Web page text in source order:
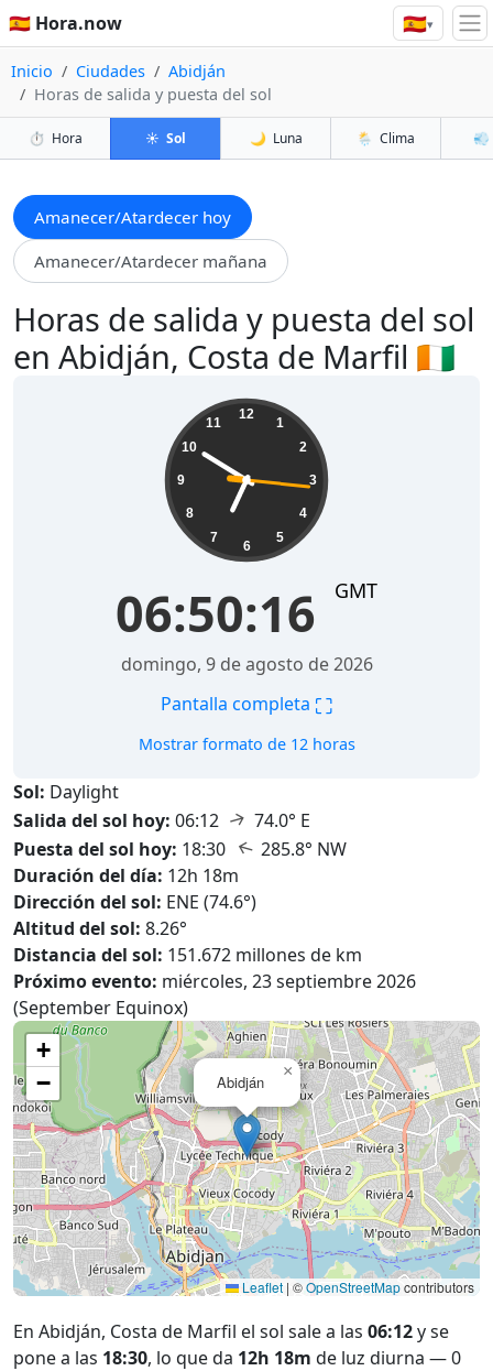
🇪🇸 Hora.now 🇪🇸▾
Inicio Ciudades
Abidján
Horas de salida y puesta del sol
⏱️ Hora ☀️ Sol 🌙 Luna 🌦️ Clima 💨
Amanecer/Atardecer hoy
Amanecer/Atardecer mañana
Horas de salida y puesta del sol
en Abidján, Costa de Marfil 🇨🇮
12
1
2
3
4
5
6
7
8
9
10
11
06:50:18 GMT
domingo, 9 de agosto de 2026
Pantalla completa ⛶
Mostrar formato de 12 horas
Sol: Daylight
Salida del sol hoy: 06:12 ↑ 74.0° E
Puesta del sol hoy: 18:30 ↑ 285.8° NW
Duración del día: 12h 18m
Dirección del sol: ENE (74.6°)
Altitud del sol: 8.26°
Distancia del sol: 151.672 millones de km
Próximo evento: miércoles, 23 septiembre 2026
(September Equinox)
Abidján
×
+
−
Leaflet | ©OpenStreetMapcontributors
En Abidján, Costa de Marfil el sol sale a las 06:12y se
pone a las 18:30, lo que da 12h 18m de luz diurna — 0